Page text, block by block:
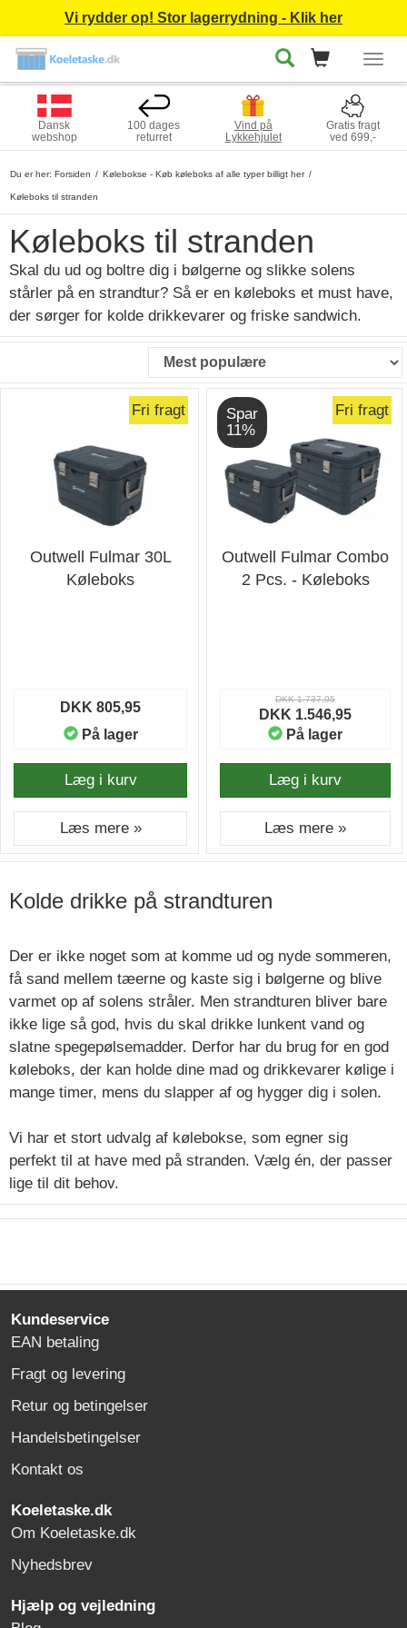
Vi rydder op! Stor lagerrydning - Klik her
Dansk
webshop
100 dages
returret
Vind på
Lykkehjulet
Gratis fragt
ved 699,-
Du er her: Forsiden Kølebokse - Køb køleboks af alle typer billigt her
Køleboks til stranden
Køleboks til stranden
Skal du ud og boltre dig i bølgerne og slikke solens
stårler på en strandtur? Så er en køleboks et must have,
der sørger for kolde drikkevarer og friske sandwich.
Fri fragt
Outwell Fulmar 30L
Køleboks
DKK 805,95
På lager
Læg i kurv
Læs mere »
Spar
11%
Fri fragt
Outwell Fulmar Combo
2 Pcs. - Køleboks
DKK 1.737,95
DKK 1.546,95
På lager
Læg i kurv
Læs mere »
Kolde drikke på strandturen
Der er ikke noget som at komme ud og nyde sommeren,
få sand mellem tæerne og kaste sig i bølgerne og blive
varmet op af solens stråler. Men strandturen bliver bare
ikke lige så god, hvis du skal drikke lunkent vand og
slatne spegepølsemadder. Derfor har du brug for en god
køleboks, der kan holde dine mad og drikkevarer kølige i
mange timer, mens du slapper af og hygger dig i solen.
Vi har et stort udvalg af kølebokse, som egner sig
perfekt til at have med på stranden. Vælg én, der passer
lige til dit behov.
Kundeservice
EAN betaling
Fragt og levering
Retur og betingelser
Handelsbetingelser
Kontakt os
Koeletaske.dk
Om Koeletaske.dk
Nyhedsbrev
Hjælp og vejledning